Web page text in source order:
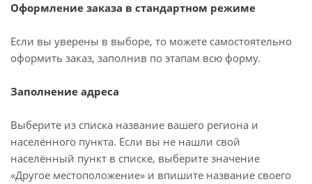
Оформление заказа в стандартном режиме
Если вы уверены в выборе, то можете самостоятельно
оформить заказ, заполнив по этапам всю форму.
Заполнение адреса
Выберите из списка название вашего региона и
населённого пункта. Если вы не нашли свой
населённый пункт в списке, выберите значение
«Другое местоположение» и впишите название своего